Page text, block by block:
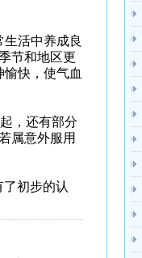
活中养成良
节和地区更
快，使气血
，还有部分
属意外服用
初步的认